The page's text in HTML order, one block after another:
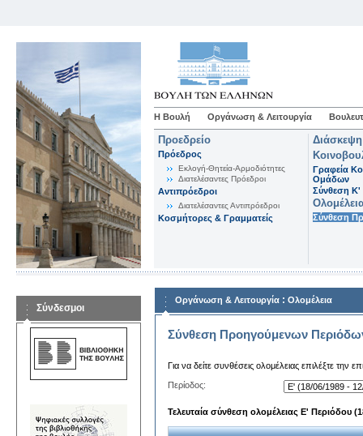
Η Βουλή Οργάνωση & Λειτουργία
Προεδρείο
Πρόεδρος
Εκλογή-Θητεία-Αρμοδιότητες
Διατελέσαντες Πρόεδροι
Αντιπρόεδροι
Διατελέσαντες Αντιπρόεδροι
Κοσμήτορες & Γραμματείς
Γραφεία
Ομάδων
Σύνθεση K'
Σύνθεση
Σύνδεσμοι
Οργάνωση & Λειτουργία : Ολομέλεια
Σύνθεση Προηγούμενων
Για να δείτε συνθέσεις ολομέλειας επιλέξτε την
Περίοδος:
Τελευταία σύνθεση ολομέλειας Ε' Περιόδου